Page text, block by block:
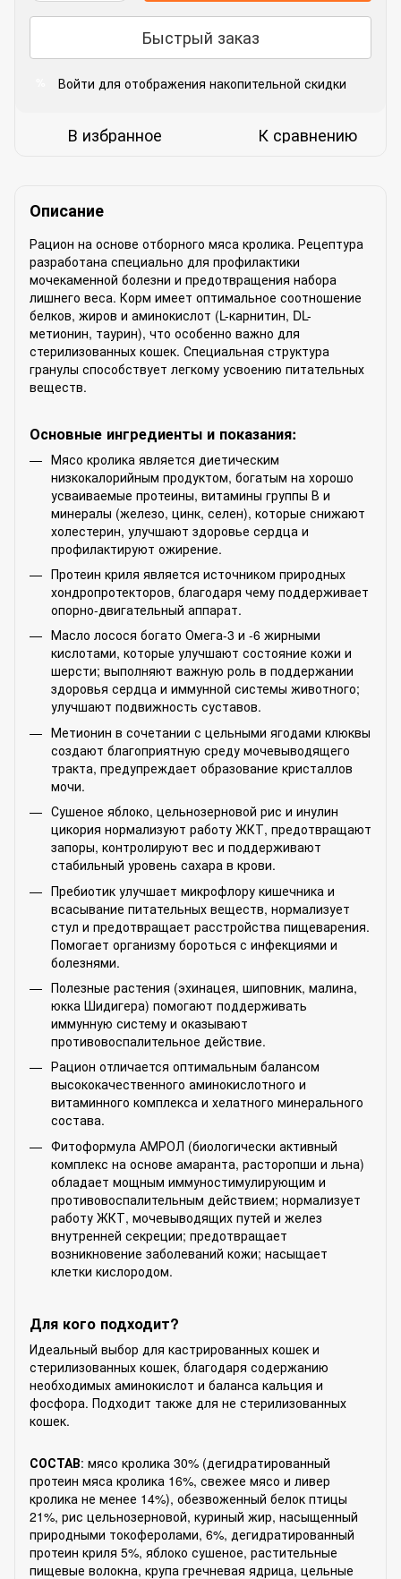
Быстрый заказ
Войти для отображения накопительной скидки
В избранное К сравнению
Описание
Рацион на основе отборного мяса кролика. Рецептура
разработана специально для профилактики
мочекаменной болезни и предотвращения набора
лишнего веса. Корм имеет оптимальное соотношение
белков, жиров и аминокислот (L-карнитин, DL-
метионин, таурин), что особенно важно для
стерилизованных кошек. Специальная структура
гранулы способствует легкому усвоению питательных
веществ.
Основные ингредиенты и показания:
Мясо кролика является диетическим
низкокалорийным продуктом, богатым на хорошо
усваиваемые протеины, витамины группы В и
минералы (железо, цинк, селен), которые снижают
холестерин, улучшают здоровье сердца и
профилактируют ожирение.
Протеин криля является источником природных
хондропротекторов, благодаря чему поддерживает
опорно-двигательный аппарат.
Масло лосося богато Омега-3 и -6 жирными
кислотами, которые улучшают состояние кожи и
шерсти; выполняют важную роль в поддержании
здоровья сердца и иммунной системы животного;
улучшают подвижность суставов.
Метионин в сочетании с цельными ягодами клюквы
создают благоприятную среду мочевыводящего
тракта, предупреждает образование кристаллов
мочи.
Сушеное яблоко, цельнозерновой рис и инулин
цикория нормализуют работу ЖКТ, предотвращают
запоры, контролируют вес и поддерживают
стабильный уровень сахара в крови.
Пребиотик улучшает микрофлору кишечника и
всасывание питательных веществ, нормализует
стул и предотвращает расстройства пищеварения.
Помогает организму бороться с инфекциями и
болезнями.
Полезные растения (эхинацея, шиповник, малина,
юкка Шидигера) помогают поддерживать
иммунную систему и оказывают
противовоспалительное действие.
Рацион отличается оптимальным балансом
высококачественного аминокислотного и
витаминного комплекса и хелатного минерального
состава.
Фитоформула АМРОЛ (биологически активный
комплекс на основе амаранта, расторопши и льна)
обладает мощным иммуностимулирующим и
противовоспалительным действием; нормализует
работу ЖКТ, мочевыводящих путей и желез
внутренней секреции; предотвращает
возникновение заболеваний кожи; насыщает
клетки кислородом.
Для кого подходит?
Идеальный выбор для кастрированных кошек и
стерилизованных кошек, благодаря содержанию
необходимых аминокислот и баланса кальция и
фосфора. Подходит также для не стерилизованных
кошек.
СОСТАВ: мясо кролика 30% (дегидратированный
протеин мяса кролика 16%, свежее мясо и ливер
кролика не менее 14%), обезвоженный белок птицы
21%, рис цельнозерновой, куриный жир, насыщенный
природными токоферолами, 6%, дегидратированный
протеин криля 5%, яблоко сушеное, растительные
пищевые волокна, крупа гречневая ядрица, цельные